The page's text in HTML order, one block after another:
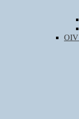
OIV